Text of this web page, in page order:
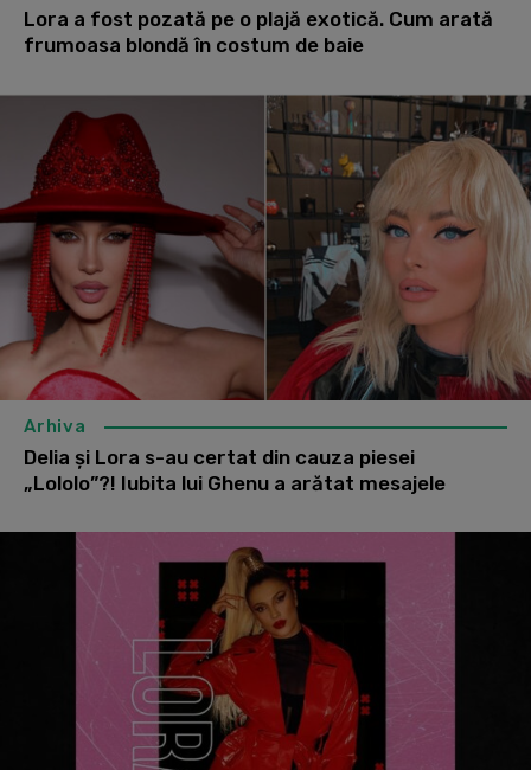
Lora a fost pozată pe o plajă exotică. Cum arată
frumoasa blondă în costum de baie
Arhiva
Delia și Lora s-au certat din cauza piesei
„Lololo”?! Iubita lui Ghenu a arătat mesajele